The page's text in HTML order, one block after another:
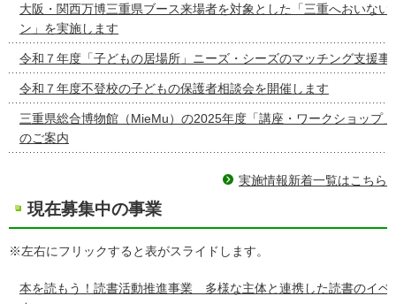
大阪・関西万博三重県ブース来場者を対象とした「三重へおいない
ン」を実施します
令和７年度「子どもの居場所」ニーズ・シーズのマッチング支援事
令和７年度不登校の子どもの保護者相談会を開催します
三重県総合博物館（MieMu）の2025年度「講座・ワークショップ
のご案内
実施情報新着一覧はこちら
現在募集中の事業
※左右にフリックすると表がスライドします。
本を読もう！読書活動推進事業 多様な主体と連携した読書のイベ